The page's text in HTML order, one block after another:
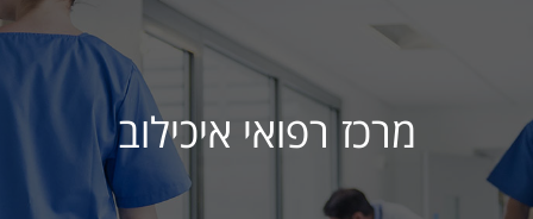
מרכז רפואי איכילוב